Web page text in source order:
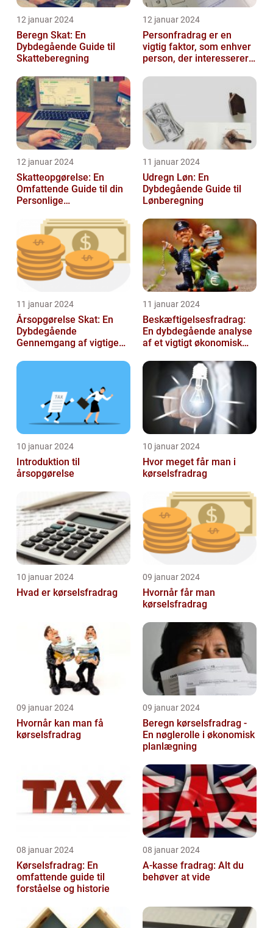
12 januar 2024
Beregn Skat: En
Dybdegående Guide til
Skatteberegning
12 januar 2024
Personfradrag er en
vigtig faktor, som enhver
person, der interesserer
personlig ...
12 januar 2024
Skatteopgørelse: En
Omfattende Guide til din
Personlige
11 januar 2024
Udregn Løn: En
Dybdegående Guide til
Lønberegning
11 januar 2024
Årsopgørelse Skat: En
Dybdegående
Gennemgang af vigtige
finansfolk
11 januar 2024
Beskæftigelsesfradrag:
En dybdegående analyse
af et vigtigt økonomisk
finansf...
10 januar 2024
Introduktion til
årsopgørelse
10 januar 2024
Hvor meget får man i
kørselsfradrag
10 januar 2024
Hvad er kørselsfradrag
09 januar 2024
Hvornår får man
kørselsfradrag
09 januar 2024
Hvornår kan man få
kørselsfradrag
09 januar 2024
Beregn kørselsfradrag -
En nøglerolle i økonomisk
planlægning
08 januar 2024
Kørselsfradrag: En
omfattende guide til
forståelse og historie
08 januar 2024
A-kasse fradrag: Alt du
behøver at vide